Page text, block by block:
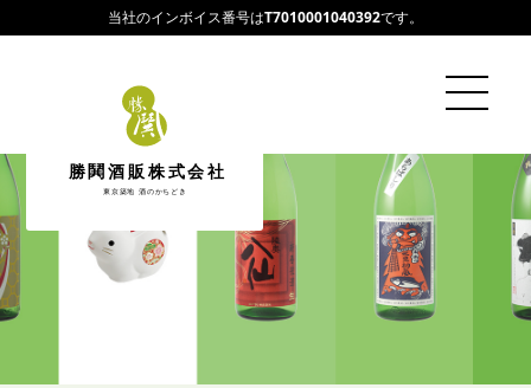
当社のインボイス番号はT7010001040392です。
勝鬨酒販株式会社
東京築地 酒のかちどき